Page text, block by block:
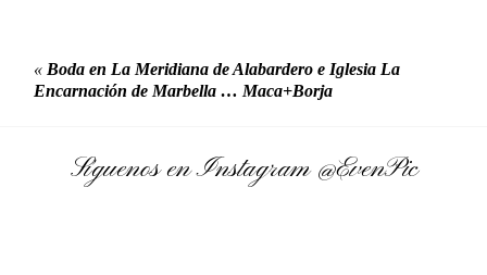
« Boda en La Meridiana de Alabardero e Iglesia La
Encarnación de Marbella … Maca+Borja
Síguenos en Instagram@EvenPic